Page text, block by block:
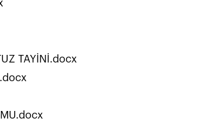
TAYİNİ.docx